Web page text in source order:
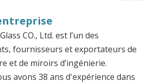
CO., Ltd. est l’un des
fournisseurs et exportateurs de
et de miroirs d’ingénierie.
avons 38 ans d'expérience dans